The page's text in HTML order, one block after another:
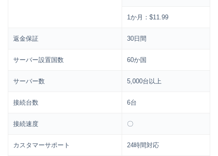
1か月：$11.99
返金保証 30日間
サーバー設置国数 60か国
サーバー数 5,000台以上
接続台数 6台
接続速度 〇
カスタマーサポート 24時間対応